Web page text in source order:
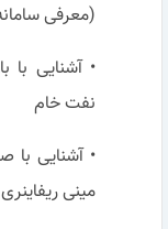
(معرفی
• آشنایی با
نفت خام
• آشنایی
مینی ریفاینری